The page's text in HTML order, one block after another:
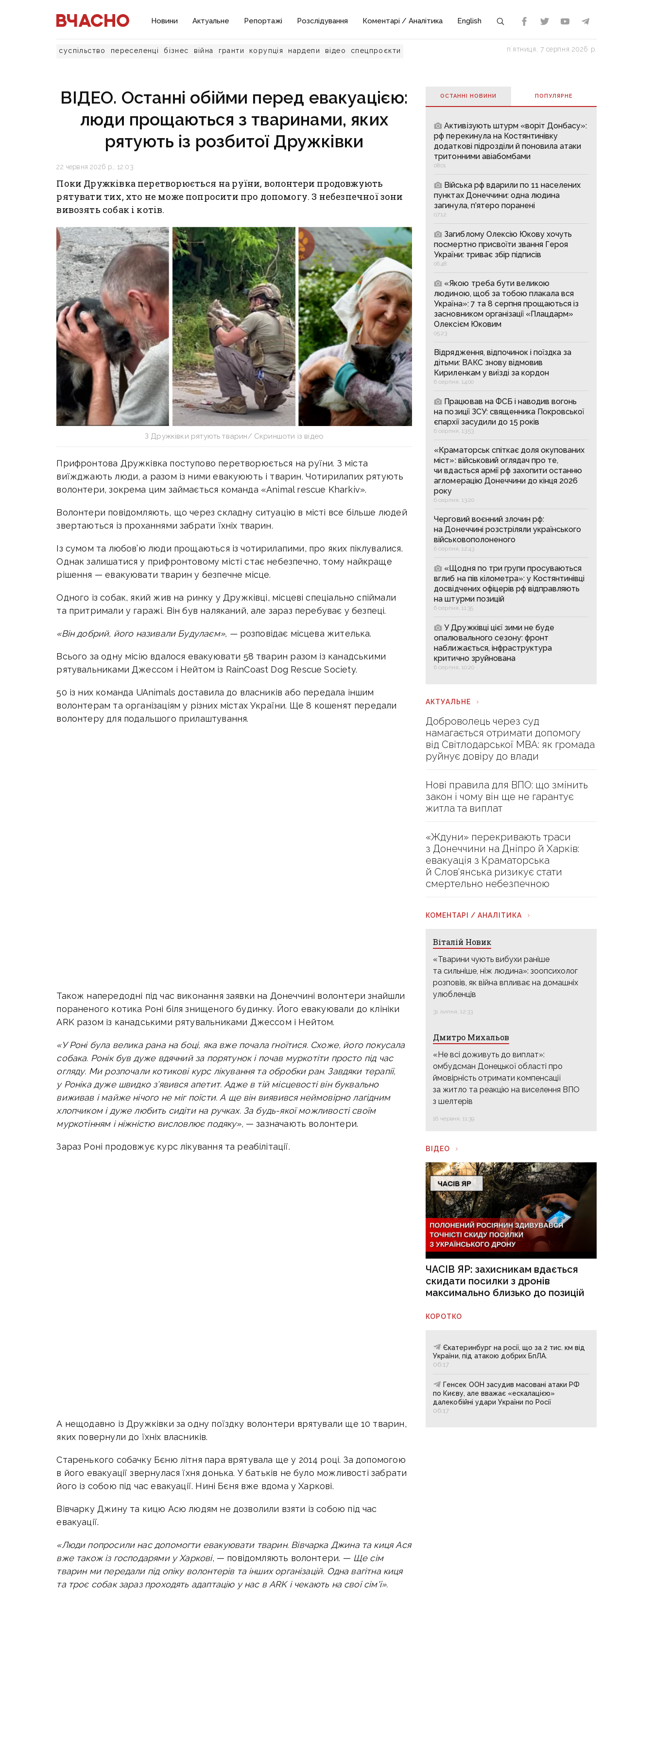
Новини Актуальне Репортажі Розслідування Коментарі / Аналітика English
суспільство переселенці бізнес війна гранти корупція нардепи відео спецпроєкти пʼятниця, 7 серпня 2026 р.
ВІДЕО. Останні обійми перед евакуацією:
люди прощаються з тваринами, яких
рятують із розбитої Дружківки
22 червня 2026 р., 12:03
Поки Дружківка перетворюється на руїни, волонтери продовжують
рятувати тих, хто не може попросити про допомогу. З небезпечної зони
вивозять собак і котів.
З Дружківки рятують тварин/ Скриншоти із відео
Прифронтова Дружківка поступово перетворюється на руїни. З міста
виїжджають люди, а разом із ними евакуюють і тварин. Чотирилапих рятують
волонтери, зокрема цим займається команда «Animal rescue Kharkiv».
Волонтери повідомляють, що через складну ситуацію в місті все більше людей
звертаються із проханнями забрати їхніх тварин.
Із сумом та любов’ю люди прощаються із чотирилапими, про яких піклувалися.
Однак залишатися у прифронтовому місті стає небезпечно, тому найкраще
рішення — евакуювати тварин у безпечне місце.
Одного із собак, який жив на ринку у Дружківці, місцеві спеціально спіймали
та притримали у гаражі. Він був наляканий, але зараз перебуває у безпеці.
«Він добрий, його називали Будулаєм», —розповідає місцева жителька.
Всього за одну місію вдалося евакуювати 58 тварин разом із канадськими
рятувальниками Джессом і Нейтом із RainCoast Dog Rescue Society.
50 із них команда UAnimals доставила до власників або передала іншим
волонтерам та організаціям у різних містах України. Ще 8 кошенят передали
волонтеру для подальшого прилаштування.
Також напередодні під час виконання заявки на Донеччині волонтери знайшли
пораненого котика Роні біля знищеного будинку. Його евакуювали до клініки
ARK разом із канадськими рятувальниками Джессом і Нейтом.
«У Роні була велика рана на боці, яка вже почала гноїтися. Схоже, його покусала
собака. Ронік був дуже вдячний за порятунок і почав муркотіти просто під час
огляду. Ми розпочали котикові курс лікування та обробки ран. Завдяки терапії,
у Роніка дуже швидко з’явився апетит. Адже в тій місцевості він буквально
виживав і майже нічого не міг поїсти. А ще він виявився неймовірно лагідним
хлопчиком і дуже любить сидіти на ручках. За будь-якої можливості своїм
муркотінням і ніжністю висловлює подяку», — зазначають волонтери.
Зараз Роні продовжує курс лікування та реабілітації.
А нещодавно із Дружківки за одну поїздку волонтери врятували ще 10 тварин,
яких повернули до їхніх власників.
Старенького собачку Бєню літня пара врятувала ще у 2014 році. За допомогою
в його евакуації звернулася їхня донька. У батьків не було можливості забрати
його із собою під час евакуації. Нині Бєня вже вдома у Харкові.
Вівчарку Джину та кицю Асю людям не дозволили взяти із собою під час
евакуації.
«Люди попросили нас допомогти евакуювати тварин. Вівчарка Джина та киця Ася
вже також із господарями у Харкові, — повідомляють волонтери. — Ще сім
тварин ми передали під опіку волонтерів та інших організацій. Одна вагітна киця
та троє собак зараз проходять адаптацію у нас в ARK і чекають на свої сім'ї».
ОСТАННІ НОВИНИ ПОПУЛЯРНE
Активізують штурм «воріт Донбасу»:
рф перекинула на Костянтинівку
додаткові підрозділи й поновила атаки
тритонними авіабомбами
08:01
Війська рф вдарили по 11 населених
пунктах Донеччини: одна людина
загинула, п’ятеро поранені
07:12
Загиблому Олексію Юкову хочуть
посмертно присвоїти звання Героя
України: триває збір підписів
06:48
«Якою треба бути великою
людиною, щоб за тобою плакала вся
Україна»: 7 та 8 серпня прощаються із
засновником організації «Плацдарм»
Олексієм Юковим
05:23
Відрядження, відпочинок і поїздка за
дітьми: ВАКС знову відмовив
Кириленкам у виїзді за кордон
6 серпня, 14:00
Працював на ФСБ і наводив вогонь
на позиції ЗСУ: священника Покровської
єпархії засудили до 15 років
6 серпня, 13:53
«Краматорськ спіткає доля окупованих
міст»: військовий оглядач про те,
чи вдасться армії рф захопити останню
агломерацію Донеччини до кінця 2026
року
6 серпня, 13:20
Черговий воєнний злочин рф:
на Донеччині розстріляли українського
військовополоненого
6 серпня, 12:43
«Щодня по три групи просуваються
вглиб на пів кілометра»: у Костянтинівці
досвідчених офіцерів рф відправляють
на штурми позицій
6 серпня, 11:35
У Дружківці цієї зими не буде
опалювального сезону: фронт
наближається, інфраструктура
критично зруйнована
6 серпня, 10:20
АКТУАЛЬНЕ
Доброволець через суд
намагається отримати допомогу
від Світлодарської МВА: як громада
руйнує довіру до влади
Нові правила для ВПО: що змінить
закон і чому він ще не гарантує
житла та виплат
«Ждуни» перекривають траси
з Донеччини на Дніпро й Харків:
евакуація з Краматорська
й Слов’янська ризикує стати
смертельно небезпечною
КОМЕНТАРІ / АНАЛІТИКА
Віталій Новик
«Тварини чують вибухи раніше
та сильніше, ніж людина»: зоопсихолог
розповів, як війна впливає на домашніх
улюбленців
31 липня, 12:33
Дмитро Михальов
«Не всі доживуть до виплат»:
омбудсман Донецької області про
ймовірність отримати компенсації
за житло та реакцію на виселення ВПО
з шелтерів
16 червня, 11:39
ВІДЕО
ЧАСІВ ЯР: захисникам вдається
скидати посилки з дронів
максимально близько до позицій
КОРОТКО
Єкатеринбург на росії, що за 2 тис. км від
України, під атакою добрих БпЛА.
06:17
Генсек ООН засудив масовані атаки РФ
по Києву, але вважає «ескалацією»
далекобійні удари України по Росії
06:17